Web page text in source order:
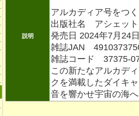
説明
アルカディア号をつ
出版社名 アシェット
発売日 2024年7月24
雑誌JAN
雑誌コード 37375-
この新たなアルカデ
クを満載したダイキ
音を響かせ宇宙の海